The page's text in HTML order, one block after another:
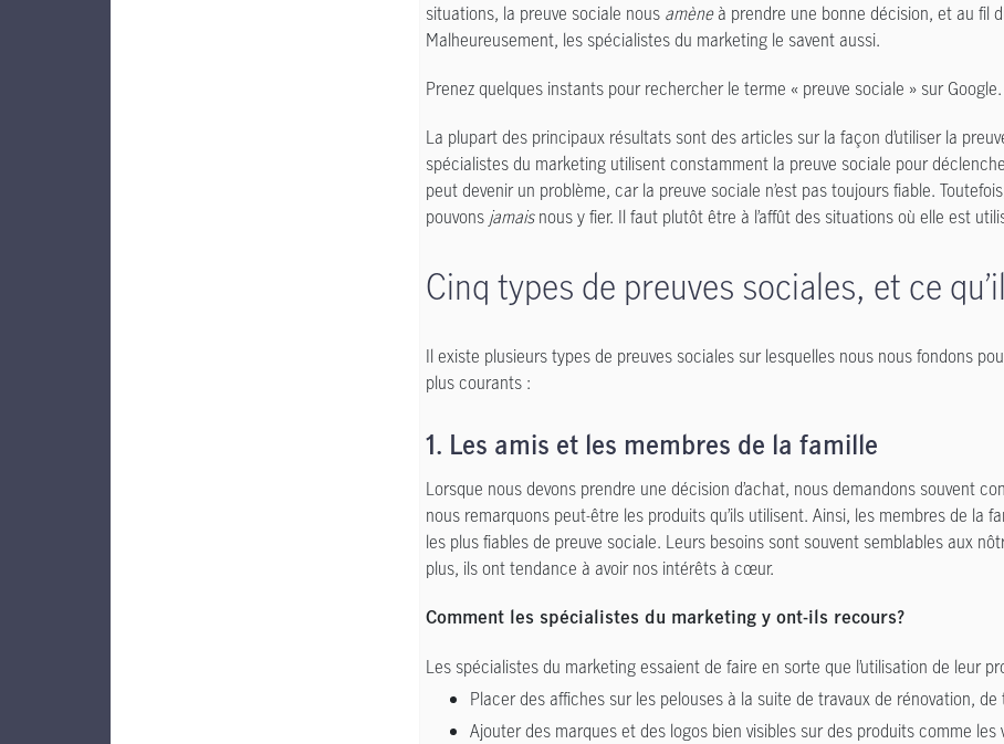
situations, la preuve sociale nous amèneà prendre une bonne décision, et au fil
Malheureusement, les spécialistes du marketing le savent aussi.
Prenez quelques instants pour rechercher le terme « preuve sociale » sur Google.
La plupart des principaux résultats sont des articles sur la façon d’utiliser la
spécialistes du marketing utilisent constamment la preuve sociale pour
peut devenir un problème, car la preuve sociale n’est pas toujours fiable.
pouvons jamaisnous y fier. Il faut plutôt être à l’affût des situations où elle est
Cinq types de preuves sociales, et ce
Il existe plusieurs types de preuves sociales sur lesquelles nous nous fondons
plus courants :
1. Les amis et les membres de la famille
Lorsque nous devons prendre une décision d’achat, nous demandons souvent
nous remarquons peut-être les produits qu’ils utilisent. Ainsi, les membres de la
les plus fiables de preuve sociale. Leurs besoins sont souvent semblables aux
plus, ils ont tendance à avoir nos intérêts à cœur.
Comment les spécialistes du marketing y ont-ils recours?
Les spécialistes du marketing essaient de faire en sorte que l’utilisation de leur
Placer des affiches sur les pelouses à la suite de travaux de rénovation,
Ajouter des marques et des logos bien visibles sur des produits comme